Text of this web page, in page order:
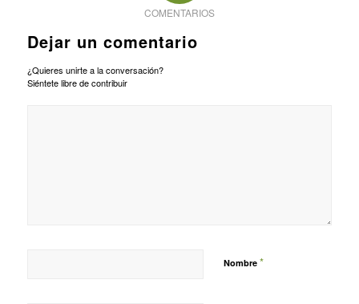
COMENTARIOS
Dejar un comentario
¿Quieres unirte a la conversación?
Siéntete libre de contribuir
Nombre *